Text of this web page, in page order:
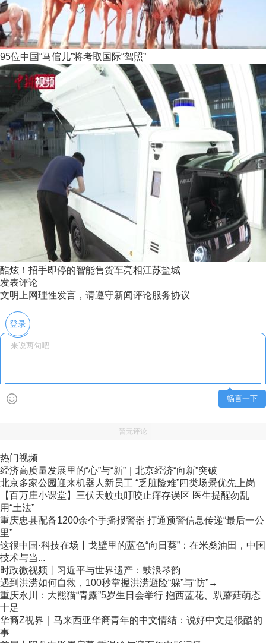
95位中国“马倌儿”将考取国际“驾照”
酷炫！招手即停的智能售货车亮相江苏盐城
发表评论
文明上网理性发言，请遵守新闻评论服务协议
登录
畅言一下
暂无评论
热门视频
经济高质量发展里的“心”与“新”｜北京经济“向新”突破
北京多家公园迎来机器人新员工 “乏脏险难”四类场景优先上岗
【百万庄小课堂】三伏天蚊虫叮咬止痒存误区 医生提醒勿乱
用“土法”
重庆忠县配备1200余个手摇报警器 打通预警信息传递“最后一公
里”
这很中国·科技在场丨戈壁里的蓝色“向日葵”：在米桑油田，中国
技术与当...
时政微视频丨习近平与世界遗产：鼓浪琴韵
遇到洪涝如何自救，100秒掌握洪涝避险“躲”与“防”→
重庆永川：大熊猫“青露”5岁生日会举行 抱西蓝花、趴蘑菇萌态
十足
华裔Z视界｜马来西亚华裔青年的中文情结：说好中文是很酷的
事